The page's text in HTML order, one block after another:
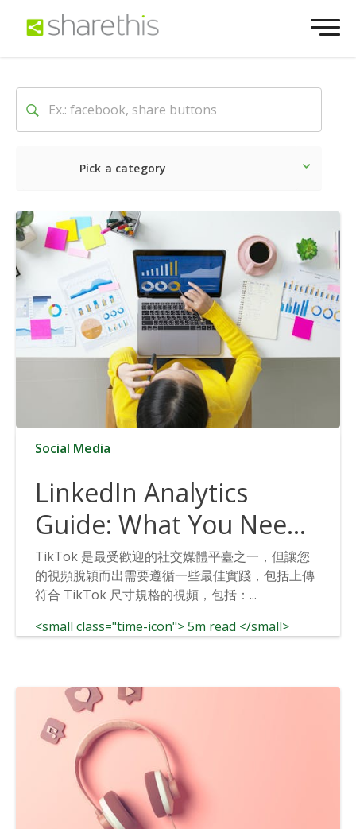
Pick a category
Latest
Social Media
LinkedIn Analytics
Guide: What You Need
to Know
TikTok 是最受歡迎的社交媒體平臺之一，但讓您
的視頻脫穎而出需要遵循一些最佳實踐，包括上傳
符合 TikTok 尺寸規格的視頻，包括：...
<small class="time-icon"> 5m read </small>